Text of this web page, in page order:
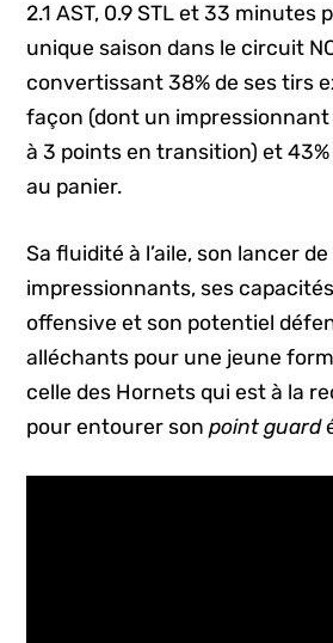
2.1 AST, 0.9 STL et 33 minutes
unique saison dans le circuit
convertissant 38% de ses tirs
façon (dont un impressionnant
à 3 points en transition) et
au panier.
Sa fluidité à l’aile, son lancer
impressionnants, ses
offensive et son potentiel
alléchants pour une jeune
celle des Hornets qui est à la
pour entourer sonpoint guard